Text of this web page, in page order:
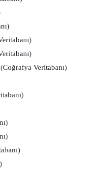
(Coğrafya Veritabanı)